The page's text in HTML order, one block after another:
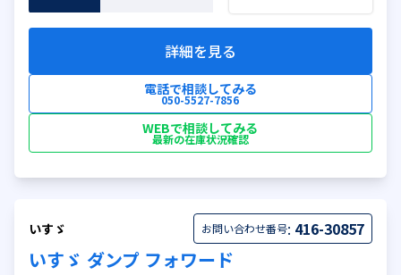
詳細を見る
電話で相談してみる
050-5527-7856
WEBで相談してみる
最新の在庫状況確認
いすゞ お問い合わせ番号: 416-30857
いすゞ ダンプ フォワード